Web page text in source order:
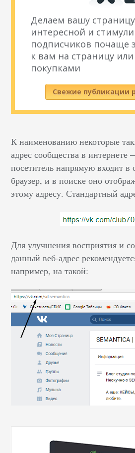
Делаем вашу страницу
интересной и
подписчиков почаще
к вам на страницу или
покупками
Свежие публикации
К наименованию некоторые
адрес сообщества в
посетитель напрямую входит в
браузер, и в поиске оно
этому адресу. Стандартный
Для улучшения восприятия и
данный веб-адрес
например, на такой: